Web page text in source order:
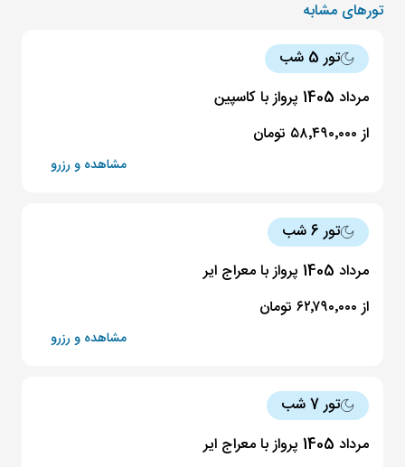
تورهای مشابه
تور 5 شب
مرداد 1405 پرواز با کاسپین
از ۵۸٬۴۹۰٬۰۰۰ تومان
مشاهده و رزرو
تور 6 شب
مرداد 1405 پرواز با معراج ایر
از ۶۲٬۷۹۰٬۰۰۰ تومان
مشاهده و رزرو
تور 7 شب
مرداد 1405 پرواز با معراج ایر